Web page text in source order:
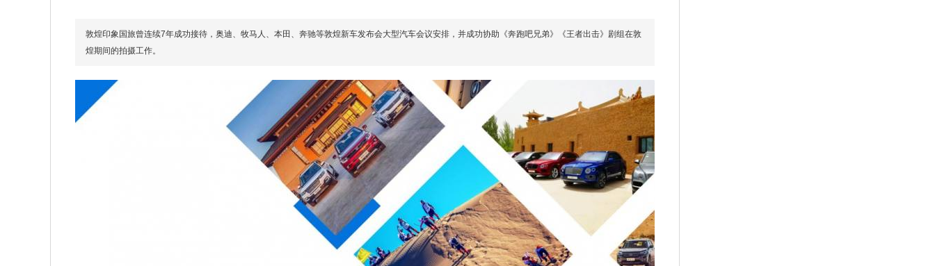
敦煌印象国旅曾连续7年成功接待，奥迪、牧马人、本田、奔驰等敦煌新车发布会大型汽车会议安排，并成功协助《奔跑吧兄弟》《王者出击》剧组在敦
煌期间的拍摄工作。